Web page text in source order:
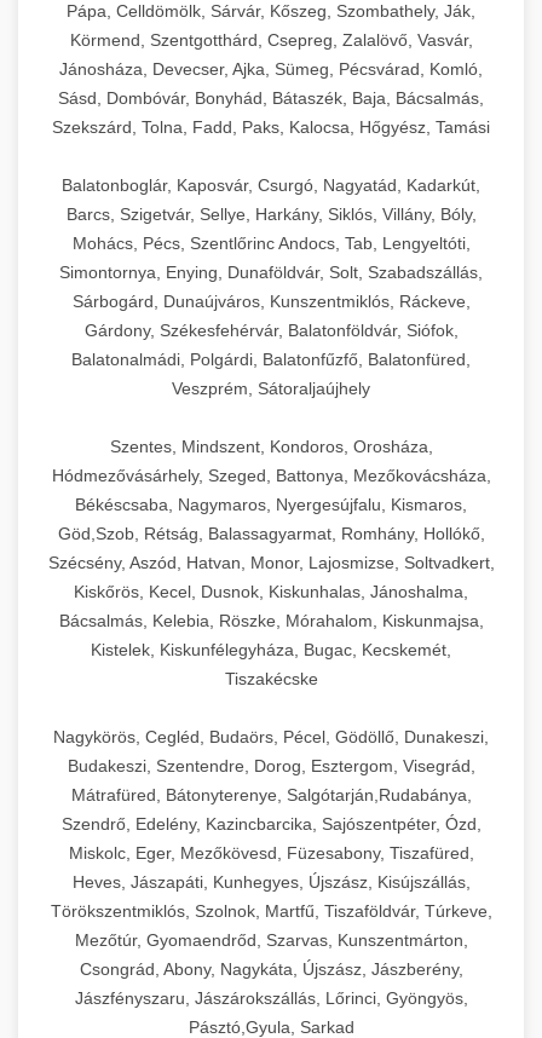
Pápa, Celldömölk, Sárvár, Kőszeg, Szombathely, Ják,
Körmend, Szentgotthárd, Csepreg, Zalalövő, Vasvár,
Jánosháza, Devecser, Ajka, Sümeg, Pécsvárad, Komló,
Sásd, Dombóvár, Bonyhád, Bátaszék, Baja, Bácsalmás,
Szekszárd, Tolna, Fadd, Paks, Kalocsa, Hőgyész, Tamási
Balatonboglár, Kaposvár, Csurgó, Nagyatád, Kadarkút,
Barcs, Szigetvár, Sellye, Harkány, Siklós, Villány, Bóly,
Mohács, Pécs, Szentlőrinc Andocs, Tab, Lengyeltóti,
Simontornya, Enying, Dunaföldvár, Solt, Szabadszállás,
Sárbogárd, Dunaújváros, Kunszentmiklós, Ráckeve,
Gárdony, Székesfehérvár, Balatonföldvár, Siófok,
Balatonalmádi, Polgárdi, Balatonfűzfő, Balatonfüred,
Veszprém, Sátoraljaújhely
Szentes, Mindszent, Kondoros, Orosháza,
Hódmezővásárhely, Szeged, Battonya, Mezőkovácsháza,
Békéscsaba, Nagymaros, Nyergesújfalu, Kismaros,
Göd,Szob, Rétság, Balassagyarmat, Romhány, Hollókő,
Szécsény, Aszód, Hatvan, Monor, Lajosmizse, Soltvadkert,
Kiskőrös, Kecel, Dusnok, Kiskunhalas, Jánoshalma,
Bácsalmás, Kelebia, Röszke, Mórahalom, Kiskunmajsa,
Kistelek, Kiskunfélegyháza, Bugac, Kecskemét,
Tiszakécske
Nagykörös, Cegléd, Budaörs, Pécel, Gödöllő, Dunakeszi,
Budakeszi, Szentendre, Dorog, Esztergom, Visegrád,
Mátrafüred, Bátonyterenye, Salgótarján,Rudabánya,
Szendrő, Edelény, Kazincbarcika, Sajószentpéter, Ózd,
Miskolc, Eger, Mezőkövesd, Füzesabony, Tiszafüred,
Heves, Jászapáti, Kunhegyes, Újszász, Kisújszállás,
Törökszentmiklós, Szolnok, Martfű, Tiszaföldvár, Túrkeve,
Mezőtúr, Gyomaendrőd, Szarvas, Kunszentmárton,
Csongrád, Abony, Nagykáta, Újszász, Jászberény,
Jászfényszaru, Jászárokszállás, Lőrinci, Gyöngyös,
Pásztó,Gyula, Sarkad